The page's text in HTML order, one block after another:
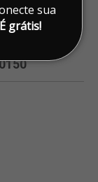
sua
É grátis!